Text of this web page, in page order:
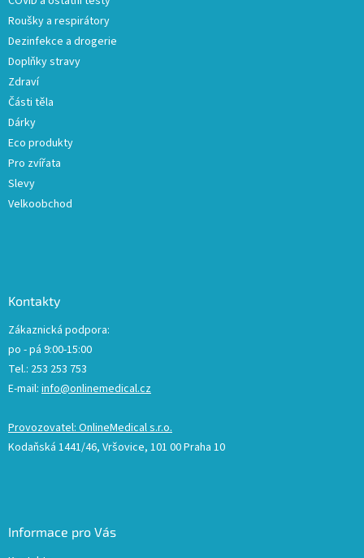
Roušky a respirátory
Dezinfekce a drogerie
Doplňky stravy
Zdraví
Části těla
Dárky
Eco produkty
Pro zvířata
Slevy
Velkoobchod
Kontakty
Zákaznická podpora:
po - pá 9:00-15:00
Tel.: 253 253 753
E-mail: info@onlinemedical.cz
Provozovatel: OnlineMedical s.r.o.
Kodaňská 1441/46, Vršovice, 101 00 Praha 10
Informace pro Vás